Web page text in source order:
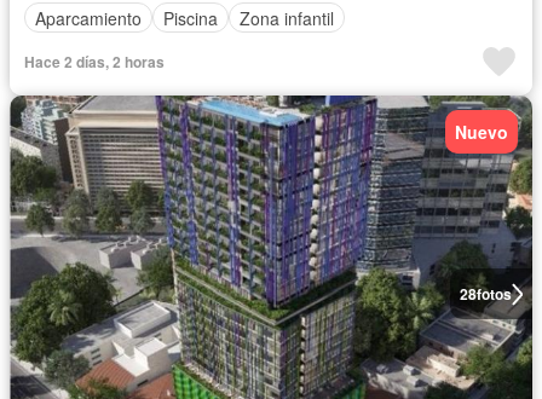
Aparcamiento
Piscina Zona infantil
Hace 2 días, 2 horas
28fotos
Nuevo